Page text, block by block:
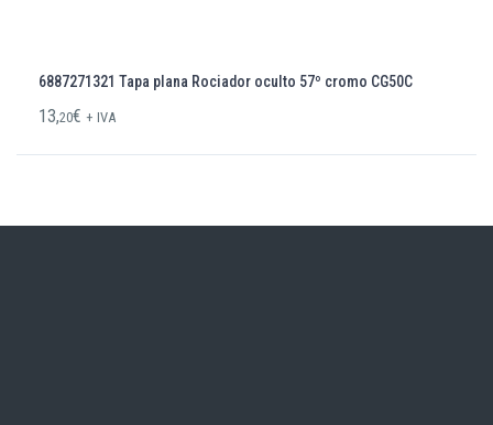
6887271321 Tapa plana Rociador oculto 57º cromo CG50C
13,20€ + IVA